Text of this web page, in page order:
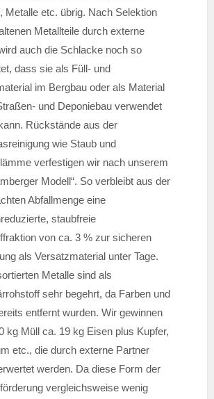
Metalle etc. übrig. Nach Selektion
Metallteile durch externe
auch die Schlacke noch so
dass sie als Füll- und
im Bergbau oder als Material
und Deponiebau verwendet
Rückstände aus der
wie Staub und
verfestigen wir nach unserem
Modell“. So verbleibt aus der
Abfallmenge eine
staubfreie
von ca. 3 % zur sicheren
als Versatzmaterial unter Tage.
Metalle sind als
sehr begehrt, da Farben und
entfernt wurden. Wir gewinnen
kg Müll ca. 19 kg Eisen plus Kupfer,
etc., die durch externe Partner
werden. Da diese Form der
vergleichsweise wenig